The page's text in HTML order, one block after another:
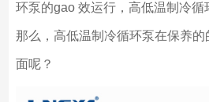
环泵的gao 效运行，高低温制冷循
那么，高低温制冷循环泵在保养
面呢？